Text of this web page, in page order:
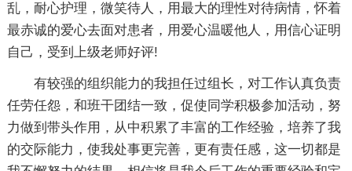
乱，耐心护理，微笑待人，用最大的理性对待病情，怀着
最赤诚的爱心去面对患者，用爱心温暖他人，用信心证明
自己，受到上级老师好评!
有较强的组织能力的我担任过组长，对工作认真负责
任劳任怨，和班干团结一致，促使同学积极参加活动，努
力做到带头作用，从中积累了丰富的工作经验，培养了我
的交际能力，使我处事更完善，更有责任感，这一切都是